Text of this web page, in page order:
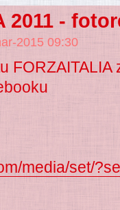
2011 -
2015 09:30
media/set/